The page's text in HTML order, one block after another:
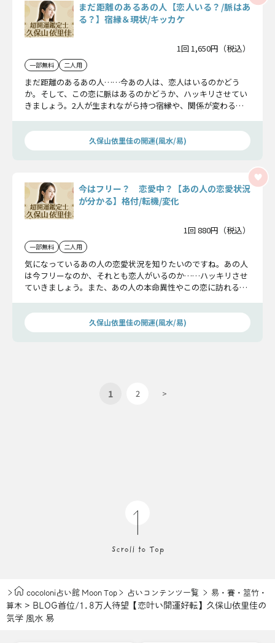
まだ距離のあるあの人【恋人いる？/脈はあ
る？】宿縁＆現状/キッカケ
1回 1,650円（税込）
一部無料 二人用
まだ距離のあるあの人……今あの人は、恋人はいるのかどう
か。そして、この恋に脈はあるのかどうか、ハッキリさせてい
きましょう。2人が生まれながら持つ宿縁や、関係が変わるキ
久保山依里佳の開運(風水/易)
今はフリー？ 恋愛中？【あの人の恋愛状況
が分かる】格付/転機/変化
1回 880円（税込）
一部無料 二人用
気になっているあの人の恋愛状況を知りたいのですね。あの人
は今フリーなのか、それとも恋人がいるのか……ハッキリさせ
ていきましょう。また、あの人の本命異性やこの恋に訪れる転
久保山依里佳の開運(風水/易)
1 2 >
cocoloni占い館 Moon Top 占いコンテンツ一覧
易・賽・筮竹・
算木 > BLOG首位/1.8万人待望【恋叶い開運好転】久保山依里佳の
気学 風水 易